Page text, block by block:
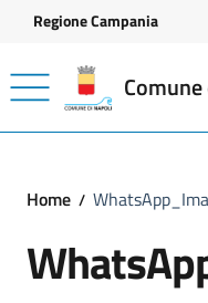
Vai ai contenuti
Vai al footer
Regione Campania
Home